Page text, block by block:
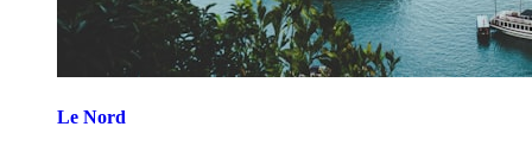
Le Nord